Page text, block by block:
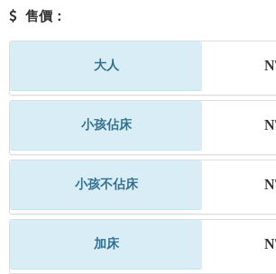
售價：
大人
小孩佔床
小孩不佔床
加床